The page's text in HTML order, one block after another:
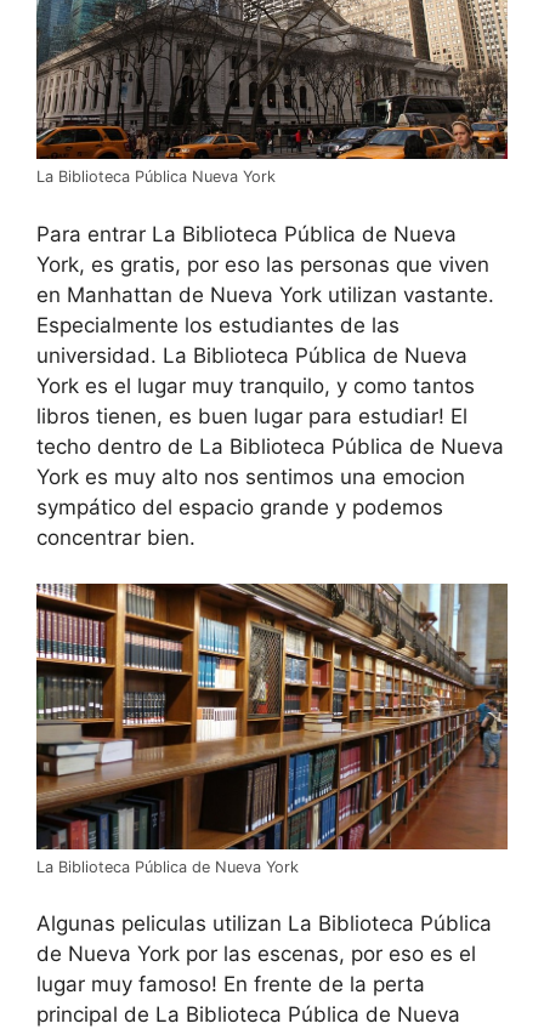
La Biblioteca Pública Nueva York
Para entrar La Biblioteca Pública de Nueva
York, es gratis, por eso las personas que viven
en Manhattan de Nueva York utilizan vastante.
Especialmente los estudiantes de las
universidad. La Biblioteca Pública de Nueva
York es el lugar muy tranquilo, y como tantos
libros tienen, es buen lugar para estudiar! El
techo dentro de La Biblioteca Pública de Nueva
York es muy alto nos sentimos una emocion
sympático del espacio grande y podemos
concentrar bien.
La Biblioteca Pública de Nueva York
Algunas peliculas utilizan La Biblioteca Pública
de Nueva York por las escenas, por eso es el
lugar muy famoso! En frente de la perta
principal de La Biblioteca Pública de Nueva